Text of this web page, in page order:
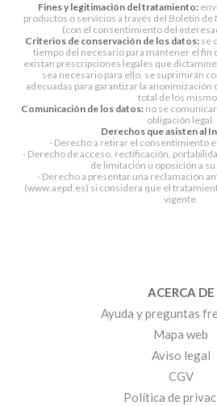
Fines y legitimación del tratamiento:
productos o servicios a través del Boletín de
(con el consentimiento del
Criterios de conservación de los datos:se
tiempo del necesario para mantener el
existan prescripciones legales que
sea necesario para ello, se suprimirán
adecuadas para garantizar la anonimización
total de los
Comunicación de los datos: no se
obligación legal.
Derechos que asisten al
- Derecho a retirar el consentimiento
- Derecho de acceso, rectificación,
de limitación u oposición a
- Derecho a presentar una reclamación
(www.aepd.es) si considera que el
vigente.
ACERCA DE
Ayuda y preguntas
Mapa web
Aviso legal
CGV
Política de